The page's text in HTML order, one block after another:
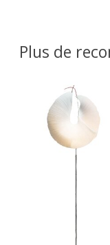
Plus de
Articles du